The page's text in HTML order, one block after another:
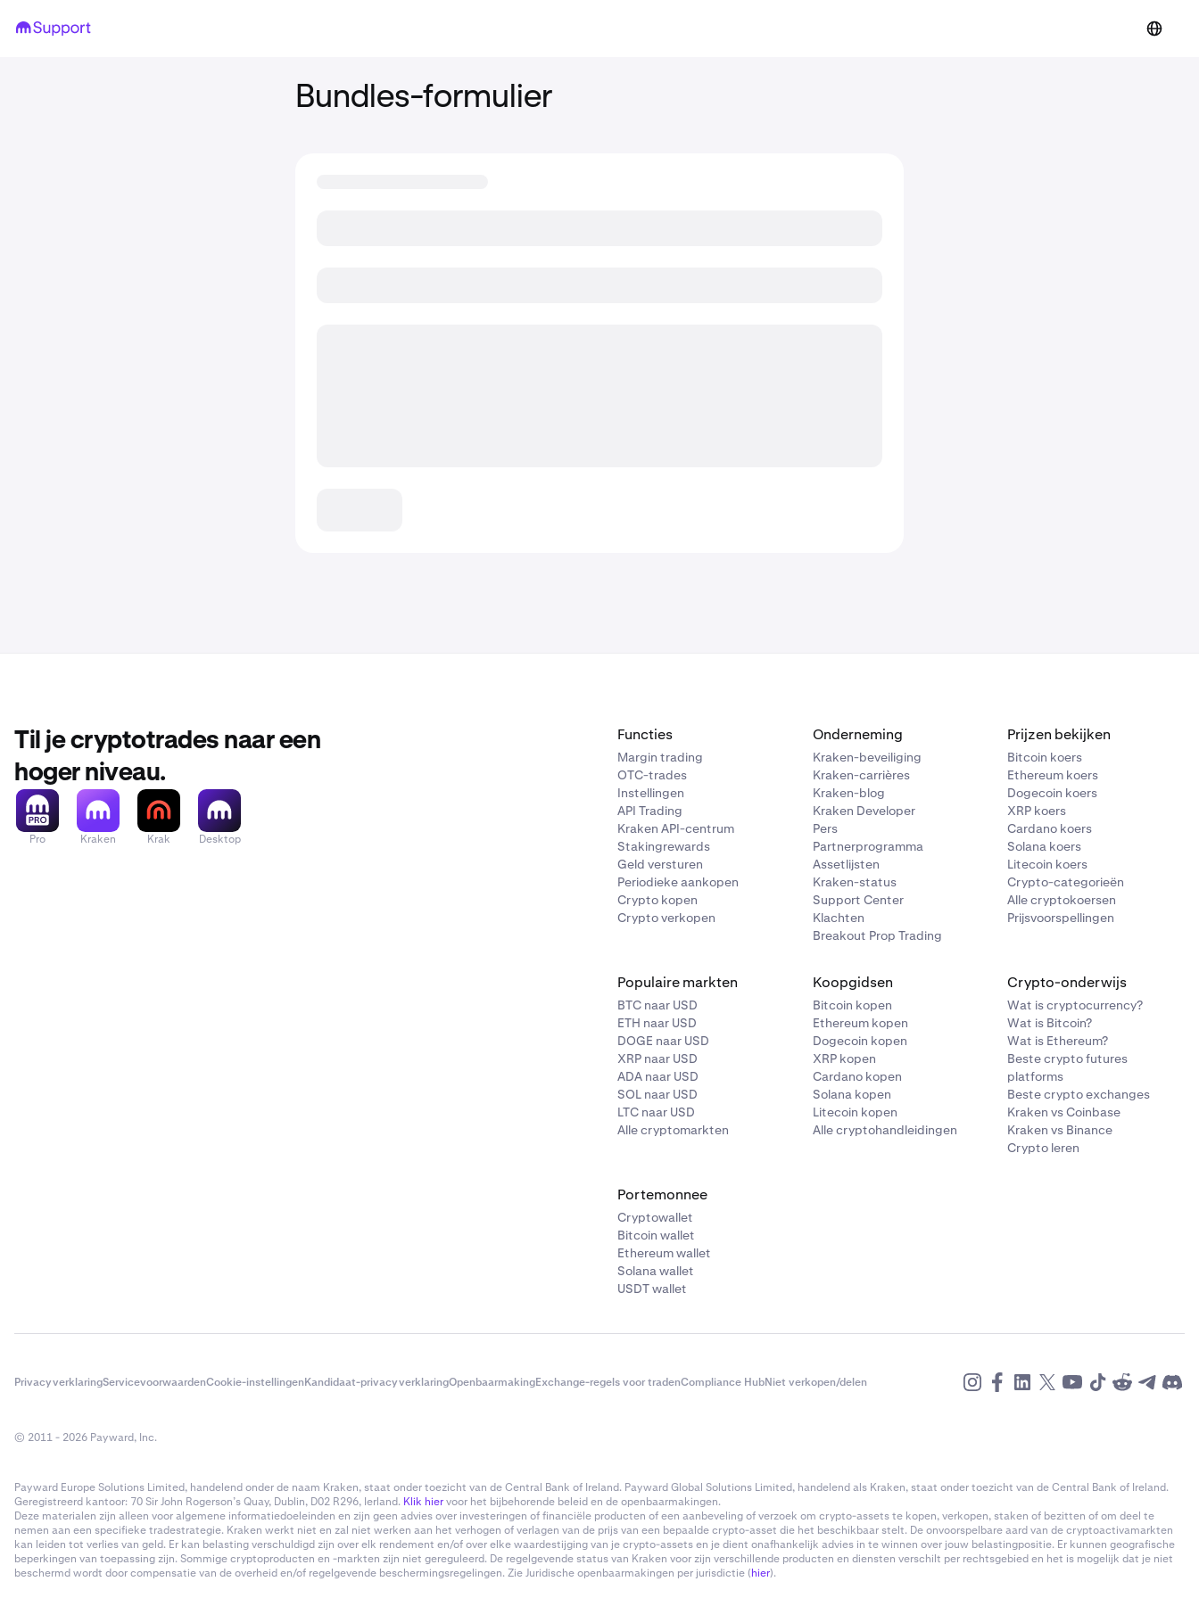
Bundles-formulier
Til je cryptotrades naar een
hoger niveau.
Pro Kraken Krak Desktop
Functies
Margin trading
OTC-trades
Instellingen
API Trading
Kraken API-centrum
Stakingrewards
Geld versturen
Periodieke aankopen
Crypto kopen
Crypto verkopen
Onderneming
Kraken-beveiliging
Kraken-carrières
Kraken-blog
Kraken Developer
Pers
Partnerprogramma
Assetlijsten
Kraken-status
Support Center
Klachten
Breakout Prop Trading
Prijzen bekijken
Bitcoin koers
Ethereum koers
Dogecoin koers
XRP koers
Cardano koers
Solana koers
Litecoin koers
Crypto-categorieën
Alle cryptokoersen
Prijsvoorspellingen
Populaire markten
BTC naar USD
ETH naar USD
DOGE naar USD
XRP naar USD
ADA naar USD
SOL naar USD
LTC naar USD
Alle cryptomarkten
Koopgidsen
Bitcoin kopen
Ethereum kopen
Dogecoin kopen
XRP kopen
Cardano kopen
Solana kopen
Litecoin kopen
Alle cryptohandleidingen
Crypto-onderwijs
Wat is cryptocurrency?
Wat is Bitcoin?
Wat is Ethereum?
Beste crypto futures
platforms
Beste crypto exchanges
Kraken vs Coinbase
Kraken vs Binance
Crypto leren
Portemonnee
Cryptowallet
Bitcoin wallet
Ethereum wallet
Solana wallet
USDT wallet
PrivacyverklaringServicevoorwaardenCookie-instellingenKandidaat-privacyverklaringOpenbaarmakingExchange-regels voor tradenCompliance HubNiet verkopen/delen
© 2011 - 2026 Payward, Inc.
Payward Europe Solutions Limited, handelend onder de naam Kraken, staat onder toezicht van de Central Bank of Ireland. Payward Global Solutions Limited, handelend als Kraken, staat onder toezicht van de Central Bank of Ireland.
Geregistreerd kantoor: 70 Sir John Rogerson’s Quay, Dublin, D02 R296, Ierland. Klik hiervoor het bijbehorende beleid en de openbaarmakingen.
Deze materialen zijn alleen voor algemene informatiedoeleinden en zijn geen advies over investeringen of financiële producten of een aanbeveling of verzoek om crypto-assets te kopen, verkopen, staken of bezitten of om deel te
nemen aan een specifieke tradestrategie. Kraken werkt niet en zal niet werken aan het verhogen of verlagen van de prijs van een bepaalde crypto-asset die het beschikbaar stelt. De onvoorspelbare aard van de cryptoactivamarkten
kan leiden tot verlies van geld. Er kan belasting verschuldigd zijn over elk rendement en/of over elke waardestijging van je crypto-assets en je dient onafhankelijk advies in te winnen over jouw belastingpositie. Er kunnen geografische
beperkingen van toepassing zijn. Sommige cryptoproducten en -markten zijn niet gereguleerd. De regelgevende status van Kraken voor zijn verschillende producten en diensten verschilt per rechtsgebied en het is mogelijk dat je niet
beschermd wordt door compensatie van de overheid en/of regelgevende beschermingsregelingen. Zie Juridische openbaarmakingen per jurisdictie (hier).